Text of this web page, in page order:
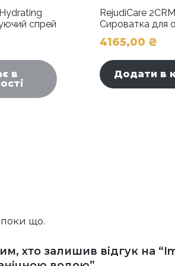
спрей
в
RejudiCare
Сироватка для
4165,00 ₴
Додати в
поки що.
хто залишив відгук на